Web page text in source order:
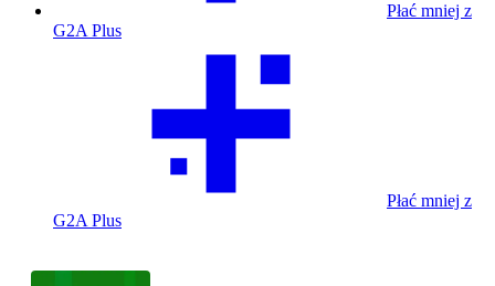
Płać mniej z
G2A Plus
Płać mniej z
G2A Plus